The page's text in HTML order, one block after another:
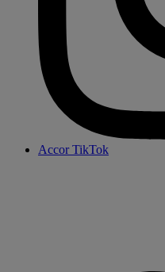
Accor TikTok